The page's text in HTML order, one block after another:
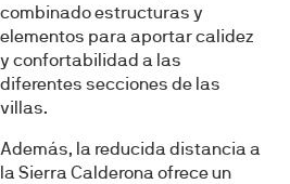
Esta página web usa cookies
Las cookies de este sitio web se
combinado estructuras y
elementos para aportar calidez
y confortabilidad a las
diferentes secciones de las
villas.
Además, la reducida distancia a
la Sierra Calderona ofrece un